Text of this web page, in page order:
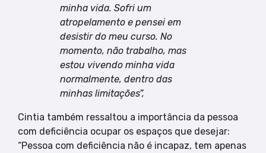
minha vida. Sofri um
atropelamento e pensei em
desistir do meu curso. No
momento, não trabalho, mas
estou vivendo minha vida
normalmente, dentro das
minhas limitações”,
Cintia também ressaltou a importância da pessoa
com deficiência ocupar os espaços que desejar:
“Pessoa com deficiência não é incapaz, tem apenas